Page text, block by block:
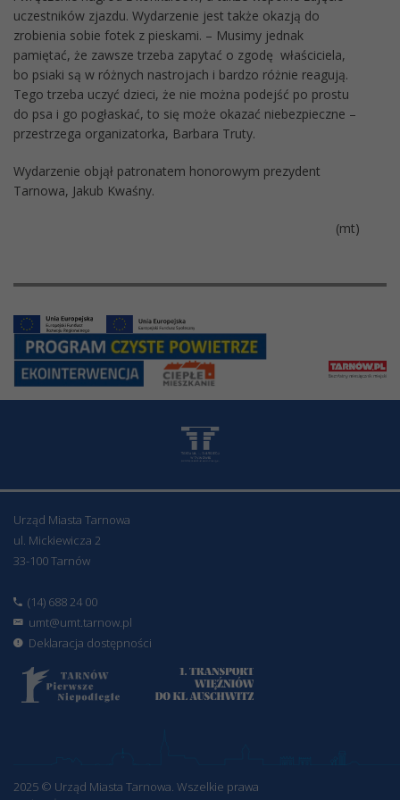
uczestników zjazdu. Wydarzenie jest także okazją do
zrobienia sobie fotek z pieskami. – Musimy jednak
pamiętać, że zawsze trzeba zapytać o zgodę właściciela,
bo psiaki są w różnych nastrojach i bardzo różnie reagują.
Tego trzeba uczyć dzieci, że nie można podejść po prostu
do psa i go pogłaskać, to się może okazać niebezpieczne –
przestrzega organizatorka, Barbara Truty.
Wydarzenie objął patronatem honorowym prezydent
Tarnowa, Jakub Kwaśny.
(mt)
Urząd Miasta Tarnowa
ul. Mickiewicza 2
33-100 Tarnów
(14) 688 24 00
umt@umt.tarnow.pl
Deklaracja dostępności
2025 © Urząd Miasta Tarnowa. Wszelkie prawa